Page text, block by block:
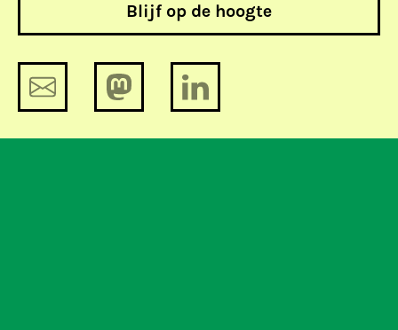
Blijf op de hoogte